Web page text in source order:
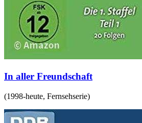
In aller Freundschaft
(1998-heute, Fernsehserie)